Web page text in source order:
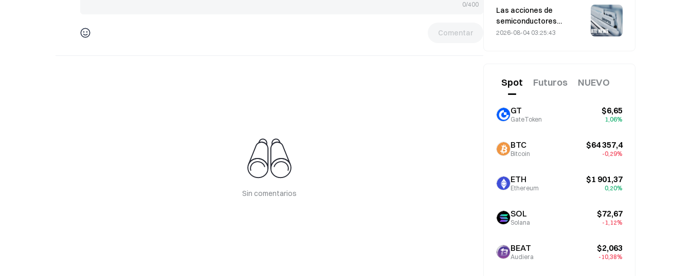
0/400
Comentar
Sin comentarios
millones de dólares,
liderada por a16z y
Altimeter
Las acciones de
semiconductores
repuntan tras las ventas
SanDisk, en el punto de
mira
2026-08-04 03:25:43
Spot Futuros NUEVO
GT
GateToken
$6,65
1,06%
BTC
Bitcoin
$64 357,4
-0,29%
ETH
Ethereum
$1 901,37
0,20%
SOL
Solana
$72,67
-1,12%
BEAT
Audiera
$2,063
-10,38%